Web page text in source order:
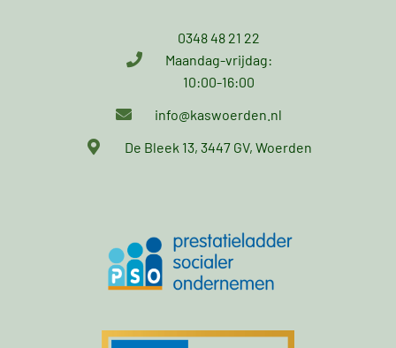
0348 48 21 22
Maandag-vrijdag:
10:00-16:00
info@kaswoerden.nl
De Bleek 13, 3447 GV, Woerden